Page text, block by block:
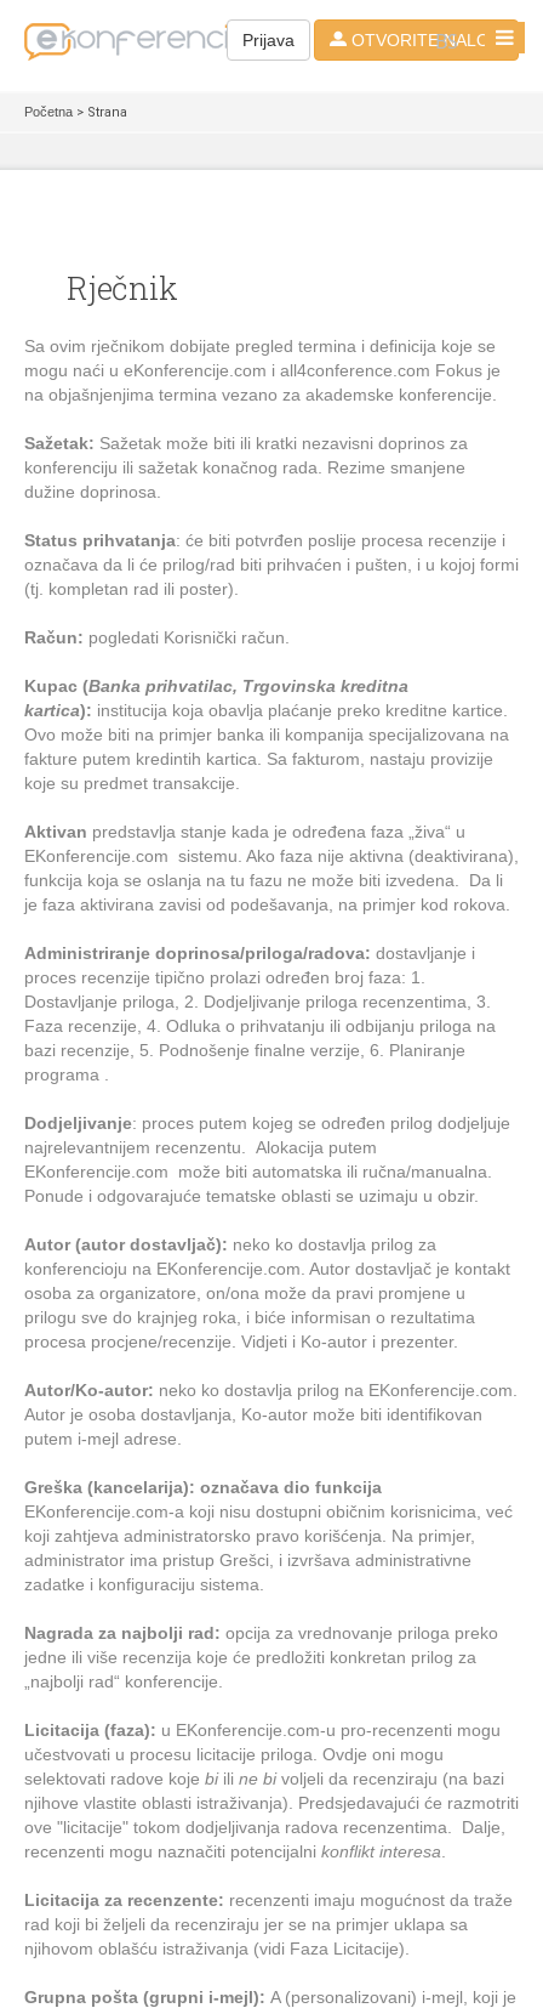
Prijava OTVORITE NALOG
BS
Početna > Strana
Rječnik
Sa ovim rječnikom dobijate pregled termina i definicija koje se
mogu naći u eKonferencije.com i all4conference.com Fokus je
na objašnjenjima termina vezano za akademske konferencije.
Sažetak: Sažetak može biti ili kratki nezavisni doprinos za
konferenciju ili sažetak konačnog rada. Rezime smanjene
dužine doprinosa.
Status prihvatanja: će biti potvrđen poslije procesa recenzije i
označava da li će prilog/rad biti prihvaćen i pušten, i u kojoj formi
(tj. kompletan rad ili poster).
Račun: pogledati Korisnički račun.
Kupac (Banka prihvatilac, Trgovinska kreditna
kartica): institucija koja obavlja plaćanje preko kreditne kartice.
Ovo može biti na primjer banka ili kompanija specijalizovana na
fakture putem kredintih kartica. Sa fakturom, nastaju provizije
koje su predmet transakcije.
Aktivan predstavlja stanje kada je određena faza „živa“ u
EKonferencije.com sistemu. Ako faza nije aktivna (deaktivirana),
funkcija koja se oslanja na tu fazu ne može biti izvedena. Da li
je faza aktivirana zavisi od podešavanja, na primjer kod rokova.
Administriranje doprinosa/priloga/radova: dostavljanje i
proces recenzije tipično prolazi određen broj faza: 1.
Dostavljanje priloga, 2. Dodjeljivanje priloga recenzentima, 3.
Faza recenzije, 4. Odluka o prihvatanju ili odbijanju priloga na
bazi recenzije, 5. Podnošenje finalne verzije, 6. Planiranje
programa .
Dodjeljivanje: proces putem kojeg se određen prilog dodjeljuje
najrelevantnijem recenzentu. Alokacija putem
EKonferencije.com može biti automatska ili ručna/manualna.
Ponude i odgovarajuće tematske oblasti se uzimaju u obzir.
Autor (autor dostavljač): neko ko dostavlja prilog za
konferencioju na EKonferencije.com. Autor dostavljač je kontakt
osoba za organizatore, on/ona može da pravi promjene u
prilogu sve do krajnjeg roka, i biće informisan o rezultatima
procesa procjene/recenzije. Vidjeti i Ko-autor i prezenter.
Autor/Ko-autor: neko ko dostavlja prilog na EKonferencije.com.
Autor je osoba dostavljanja, Ko-autor može biti identifikovan
putem i-mejl adrese.
Greška (kancelarija): označava dio funkcija
EKonferencije.com-a koji nisu dostupni običnim korisnicima, već
koji zahtjeva administratorsko pravo korišćenja. Na primjer,
administrator ima pristup Grešci, i izvršava administrativne
zadatke i konfiguraciju sistema.
Nagrada za najbolji rad: opcija za vrednovanje priloga preko
jedne ili više recenzija koje će predložiti konkretan prilog za
„najbolji rad“ konferencije.
Licitacija (faza): u EKonferencije.com-u pro-recenzenti mogu
učestvovati u procesu licitacije priloga. Ovdje oni mogu
selektovati radove koje biili ne bivoljeli da recenziraju (na bazi
njihove vlastite oblasti istraživanja). Predsjedavajući će razmotriti
ove "licitacije" tokom dodjeljivanja radova recenzentima. Dalje,
recenzenti mogu naznačiti potencijalni konflikt interesa
Licitacija za recenzente: recenzenti imaju mogućnost da traže
rad koji bi željeli da recenziraju jer se na primjer uklapa sa
njihovom oblašću istraživanja (vidi Faza Licitacije).
Grupna pošta (grupni i-mejl): A (personalizovani) i-mejl, koji je